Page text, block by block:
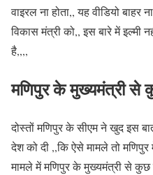
वाइरल ना होता,, यह वीडियो बाहर
विकास मंत्री को,, इस बारे में इल्मी
है,,,,
मणिपुर के मुख्यमंत्री से
दोस्तों मणिपुर के सीएम ने खुद इस
देश को दी ,,कि ऐसे मामले तो
मामले में मणिपुर के मुख्यमंत्री से